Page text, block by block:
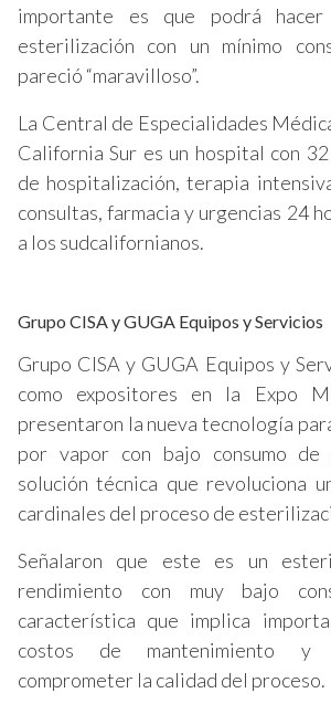
importante es que podrá
esterilización con un mínimo
pareció “maravilloso”.
La Central de Especialidades
California Sur es un hospital con
de hospitalización, terapia
consultas, farmacia y urgencias 24
a los sudcalifornianos.
Grupo CISA y GUGA Equipos y Servicios
Grupo CISA y GUGA Equipos y
como expositores en la Expo
presentaron la nueva tecnología
por vapor con bajo consumo de
solución técnica que revoluciona
cardinales del proceso de
Señalaron que este es un
rendimiento con muy bajo
característica que implica
costos de mantenimiento y
comprometer la calidad del proceso.